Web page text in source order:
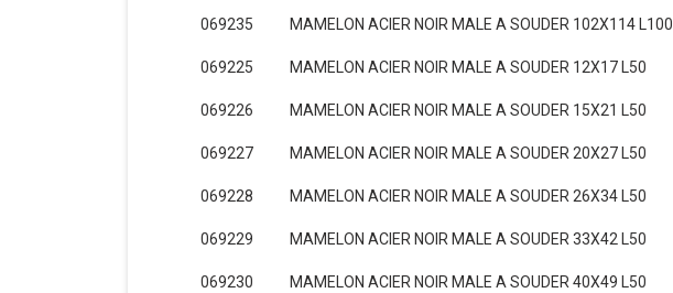
069235 MAMELON ACIER NOIR MALE A SOUDER 102X114 L100
069225 MAMELON ACIER NOIR MALE A SOUDER 12X17 L50
069226 MAMELON ACIER NOIR MALE A SOUDER 15X21 L50
069227 MAMELON ACIER NOIR MALE A SOUDER 20X27 L50
069228 MAMELON ACIER NOIR MALE A SOUDER 26X34 L50
069229 MAMELON ACIER NOIR MALE A SOUDER 33X42 L50
069230 MAMELON ACIER NOIR MALE A SOUDER 40X49 L50